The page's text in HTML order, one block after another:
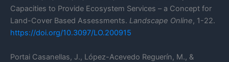
Capacities to Provide Ecosystem Services – a Concept for
Land-Cover Based Assessments. Landscape Online, 1-22.
https://doi.org/10.3097/LO.200915
Portai Casanellas, J., López-Acevedo Reguerín, M., &